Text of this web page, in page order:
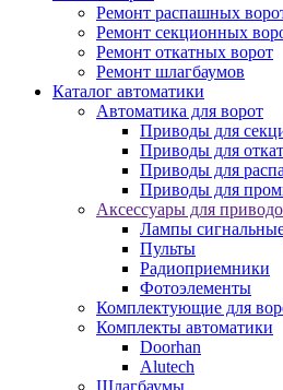
Ремонт распашных
Ремонт секционных
Ремонт откатных ворот
Ремонт шлагбаумов
Каталог автоматики
Автоматика для ворот
Приводы для
Приводы для
Приводы для
Приводы для
Аксессуары для
Лампы
Пульты
Радиоприемники
Фотоэлементы
Комплектующие для
Комплекты автоматики
Doorhan
Alutech
Шлагбаумы